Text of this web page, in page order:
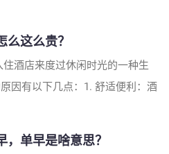
这么贵？
酒店来度过休闲时光的一种生
因有以下几点：1. 舒适便利：酒
单早是啥意思？